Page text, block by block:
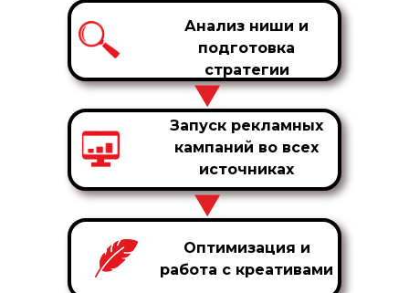
Запуск рекламных
кампаний во всех
источниках
Анализ ниши и
подготовка
стратегии
Оптимизация и
работа с креативами